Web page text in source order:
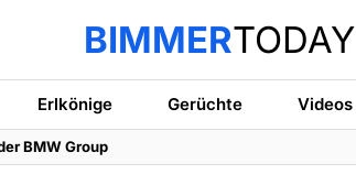
BIMMERTODAY
Erlkönige Gerüchte Videos
BMW Group